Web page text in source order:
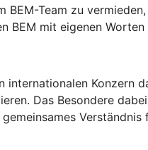
BEM-Team zu
BEM mit eigenen
internationalen Konzern
Das Besondere